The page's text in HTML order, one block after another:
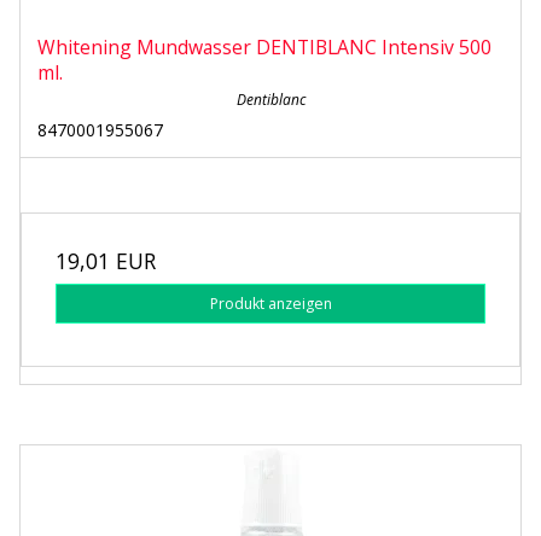
Whitening Mundwasser DENTIBLANC Intensiv 500
ml.
Dentiblanc
8470001955067
19,01 EUR
Produkt anzeigen